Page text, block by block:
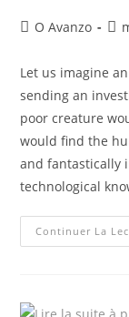
O Avanzo
Let us imagine
sending an
poor creature
would find the
and fantastically
technological
Continuer La